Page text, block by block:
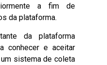
a fim de
da plataforma.
da plataforma
conhecer e aceitar
sistema de coleta